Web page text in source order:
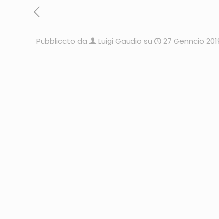
Pubblicato da Luigi Gaudio su 27 Gennaio